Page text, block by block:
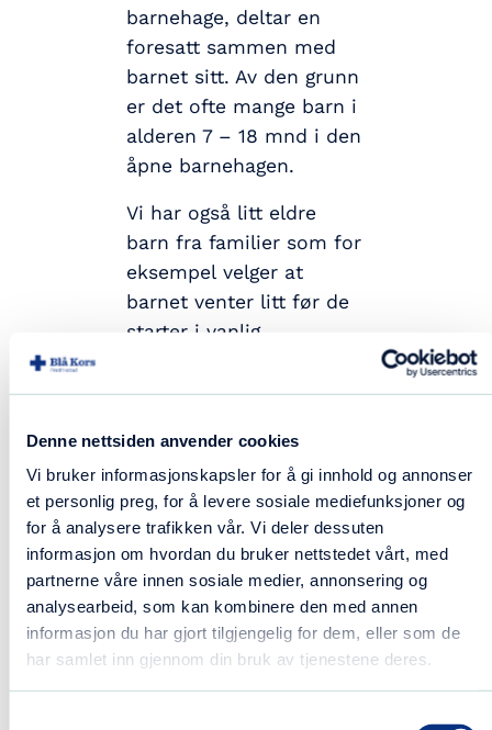
Denne nettsiden anvender cookies
Vi bruker informasjonskapsler for å gi innhold og annonser
et personlig preg, for å levere sosiale mediefunksjoner og
for å analysere trafikken vår. Vi deler dessuten
informasjon om hvordan du bruker nettstedet vårt, med
partnerne våre innen sosiale medier, annonsering og
analysearbeid, som kan kombinere den med annen
informasjon du har gjort tilgjengelig for dem, eller som de
har samlet inn gjennom din bruk av tjenestene deres.
barnehage, deltar en
foresatt sammen med
barnet sitt. Av den grunn
er det ofte mange barn i
alderen 7 – 18 mnd i den
åpne barnehagen.
Vi har også litt eldre
barn fra familier som for
eksempel velger at
barnet venter litt før de
starter i vanlig
nettopp har flyttet til
og vi har et variert tilbud
av aktiviteter for å treffe
alle utviklingstrinn.
– Til åpen barnehage
kommer du når det
passer for dere i
åpningstiden 09:30-
14:00. Vi har gjerne litt